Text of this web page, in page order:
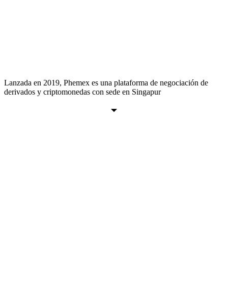
Lanzada en 2019, Phemex es una plataforma de negociación de
derivados y criptomonedas con sede en Singapur